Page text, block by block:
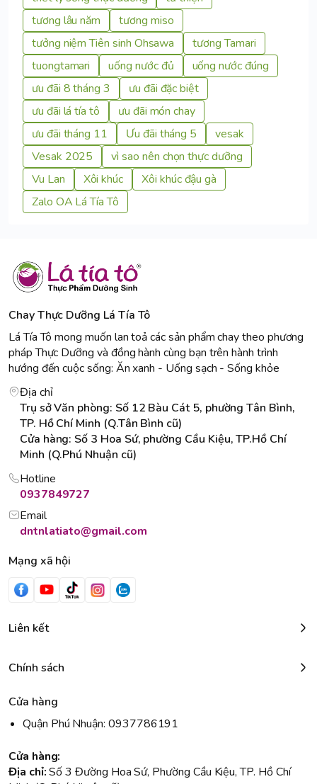
tương lâu năm
tương miso
tưởng niệm Tiên sinh Ohsawa
tương Tamari
tuongtamari
uống nước đủ
uống nước đúng
ưu đãi 8 tháng 3
ưu đãi đặc biệt
ưu đãi lá tía tô
ưu đãi món chay
ưu đãi tháng 11
Ưu đãi tháng 5
vesak
Vesak 2025
vì sao nên chọn thực dưỡng
Vu Lan
Xôi khúc
Xôi khúc đậu gà
Zalo OA Lá Tía Tô
Chay Thực Dưỡng Lá Tía Tô
Lá Tía Tô mong muốn lan toả các sản phẩm chay theo phương
pháp Thực Dưỡng và đồng hành cùng bạn trên hành trình
hướng đến cuộc sống: Ăn xanh - Uống sạch - Sống khỏe
Địa chỉ
Trụ sở Văn phòng: Số 12 Bàu Cát 5, phường Tân Bình,
TP. Hồ Chí Minh (Q.Tân Bình cũ)
Cửa hàng: Số 3 Hoa Sứ, phường Cầu Kiệu, TP.Hồ Chí
Minh (Q.Phú Nhuận cũ)
Hotline
0937849727
Email
dntnlatiato@gmail.com
Mạng xã hội
Liên kết
Chính sách
Cửa hàng
Quận Phú Nhuận: 0937786191
Cửa hàng:
Địa chỉ:Số 3 Đường Hoa Sứ, Phường Cầu Kiệu, TP. Hồ Chí